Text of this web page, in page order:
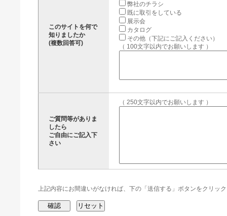
このサイトを何で
知りましたか
(複数回答可)
弊社のチラシ
既に取引をしている
展示会
カタログ
その他（下記にご記入ください）
（ 100文字以内でお願いします ）
ご質問等がありま
したら
ご自由にご記入下
さい
（ 250文字以内でお願いします ）
上記内容にお間違いがなければ、下の「送信する」ボタンをクリッ